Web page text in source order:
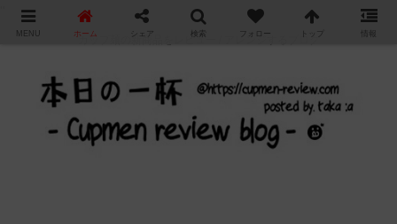
カップ麺の新商品をレビュー / アレンジするブログ
MENU ホーム シェア 検索 フォロー トップ 情報